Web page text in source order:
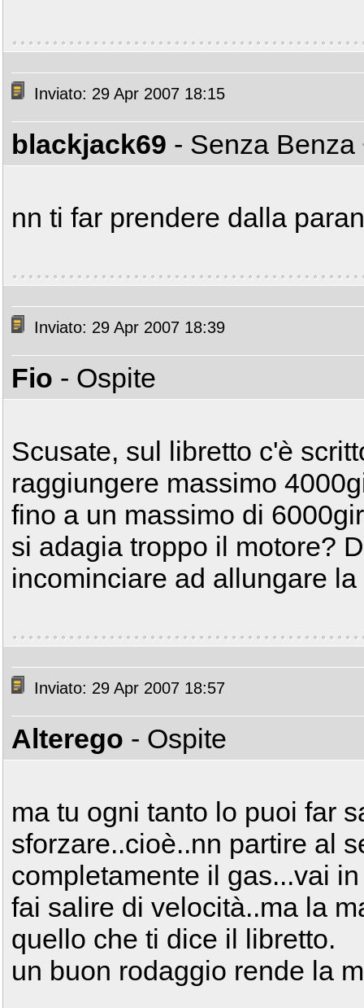
Inviato: 29 Apr 2007 18:15
blackjack69 - Senza Benza
nn ti far prendere dalla
Inviato: 29 Apr 2007 18:39
Fio - Ospite
Scusate, sul libretto c'è
raggiungere massimo
fino a un massimo di
si adagia troppo il motore?
incominciare ad allungare
Inviato: 29 Apr 2007 18:57
Alterego - Ospite
ma tu ogni tanto lo puoi far
sforzare..cioè..nn partire al
completamente il gas...vai
fai salire di velocità..ma la
quello che ti dice il libretto.
un buon rodaggio rende la